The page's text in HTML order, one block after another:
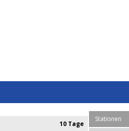
10 Tage
Stationen